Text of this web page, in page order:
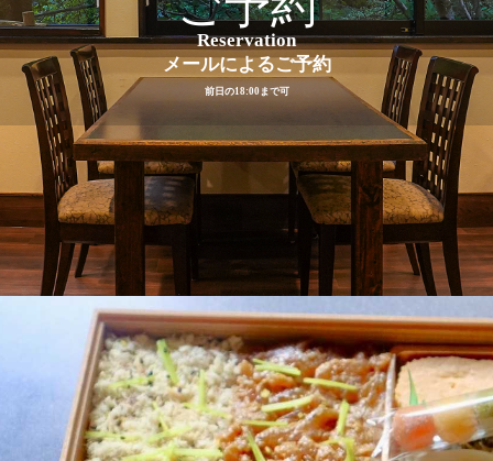
Reservation
メールによるご予約
前日の18:00まで可